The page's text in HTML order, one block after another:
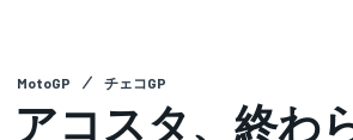
MotoGP チェコGP
アコスタ、終わ